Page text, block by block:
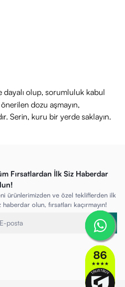
dayalı olup, sorumluluk kabul
dozu aşmayın,
Serin, kuru bir yerde saklayın.
Fırsatlardan İlk Siz Haberdar
ürünlerimizden ve özel tekliflerden ilk
haberdar olun, fırsatları kaçırmayın!